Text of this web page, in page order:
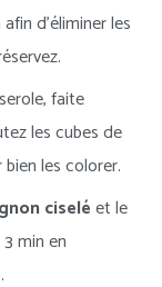
d’éliminer les
faite
les cubes de
les colorer.
ciseléet le
min en
.